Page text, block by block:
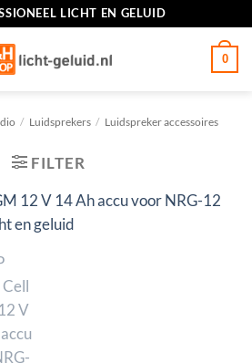
LICHT EN GELUID
0
/ Luidsprekers / Luidspreker accessoires
FILTER